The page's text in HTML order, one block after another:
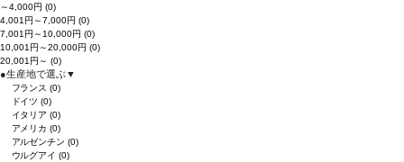
～4,000円 (0)
4,001円～7,000円 (0)
7,001円～10,000円 (0)
10,001円～20,000円 (0)
20,001円～ (0)
●生産地で選ぶ▼
フランス(0)
ドイツ(0)
イタリア(0)
アメリカ(0)
アルゼンチン(0)
ウルグアイ(0)